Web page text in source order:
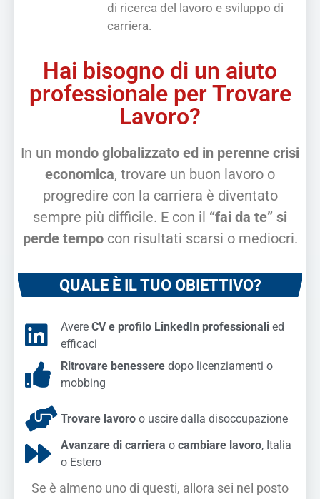
di ricerca del lavoro e sviluppo di
carriera.
Hai bisogno di un aiuto
professionale per Trovare
Lavoro?
In un mondo globalizzato ed in perenne crisi
economica, trovare un buon lavoro o
progredire con la carriera è diventato
sempre più difficile. E con il “fai da te” si
perde tempocon risultati scarsi o mediocri.
QUALE È IL TUO OBIETTIVO?
Avere CV e profilo LinkedIn professionali ed
efficaci
Ritrovare benessere dopo licenziamenti o
mobbing
Trovare lavoro o uscire dalla disoccupazione
Avanzare di carriera o cambiare lavoro, Italia
o Estero
Se è almeno uno di questi, allora sei nel posto